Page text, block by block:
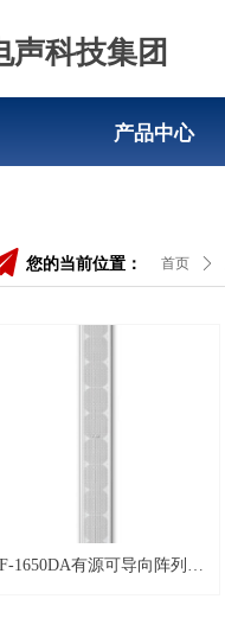
声科技集团
产品中心
1650DA有源可导向阵列音
首页 ꄲ
您的当前位置：